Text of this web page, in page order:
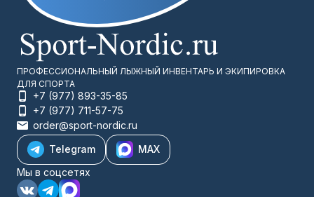
ПРОФЕССИОНАЛЬНЫЙ ЛЫЖНЫЙ ИНВЕНТАРЬ И ЭКИПИРОВКА
ДЛЯ СПОРТА
+7 (977) 893-35-85
+7 (977) 711-57-75
order@sport-nordic.ru
Telegram
MAX
Мы в соцсетях